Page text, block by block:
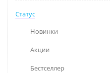
Статус
Новинки
Акции
Бестселлер